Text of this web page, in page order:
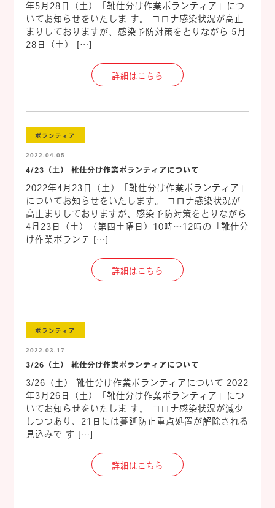
年5月28日（土）「靴仕分け作業ボランティア」につ
いてお知らせをいたしま す。 コロナ感染状況が高止
まりしておりますが、感染予防対策をとりながら 5月
28日（土） […]
詳細はこちら
ボランティア
2022.04.05
4/23（土） 靴仕分け作業ボランティアについて
2022年4月23日（土）「靴仕分け作業ボランティア」
についてお知らせをいたします。 コロナ感染状況が
高止まりしておりますが、感染予防対策をとりながら
4月23日（土）（第四土曜日）10時～12時の「靴仕分
け作業ボランテ […]
詳細はこちら
ボランティア
2022.03.17
3/26（土） 靴仕分け作業ボランティアについて
3/26（土） 靴仕分け作業ボランティアについて 2022
年3月26日（土）「靴仕分け作業ボランティア」につ
いてお知らせをいたしま す。 コロナ感染状況が減少
しつつあり、21日には蔓延防止重点処置が解除される
見込みで す […]
詳細はこちら